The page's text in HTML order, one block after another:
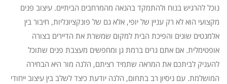
נוכל להרגיש בנוח ולהתמקד בהנאה מהמרחבים הביתיים. עיצוב פנים
מקצועי הוא לא רק עניין של יופי, אלא גם של פונקציונליות, חיבור בין
אלמנטים שונים והפיכת הבית למקום שמשרת את הדיירים בצורה
אופטימלית. אם אתם גרים ברמת גן ומחפשים מעצבת פנים שתוכל
להעניק לביתכם את המראה שתמיד רציתם, הלנה מור היא הבחירה
המושלמת. עם ניסיון רב בתחום, הלנה יודעת כיצד לשלב בין עיצוב ייחודי